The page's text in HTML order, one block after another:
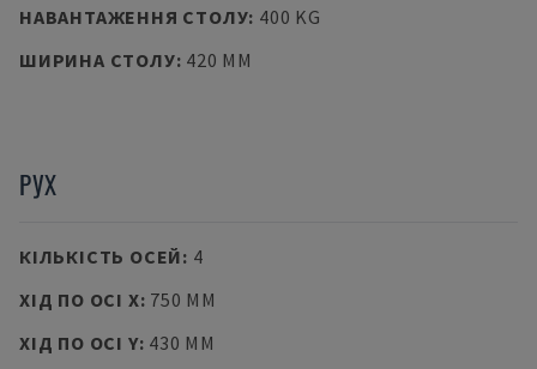
НАВАНТАЖЕННЯ СТОЛУ: 400 KG
ШИРИНА СТОЛУ: 420 MM
РУХ
КІЛЬКІСТЬ ОСЕЙ: 4
ХІД ПО ОСІ X: 750 MM
ХІД ПО ОСІ Y: 430 MM